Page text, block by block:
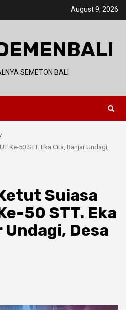
August 9, 2026
SEMETON BALI
Ke-50 STT. Eka Cita, Banjar Undagi,
Suiasa
50 STT. Eka
Desa